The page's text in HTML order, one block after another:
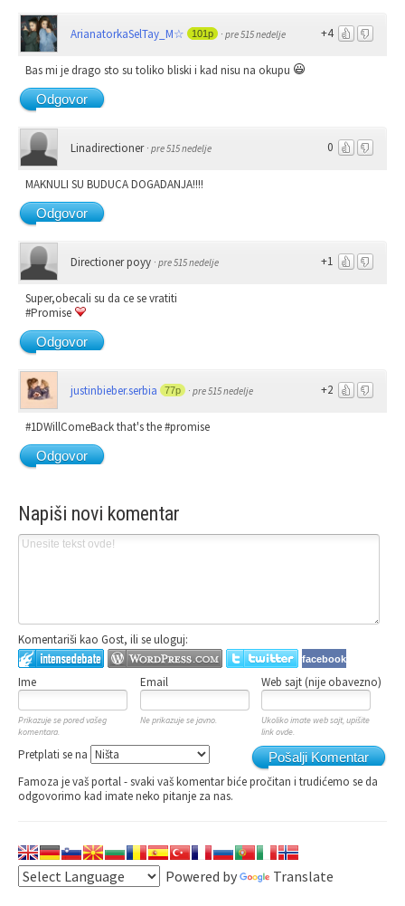
+4
ArianatorkaSelTay_M☆ 101p · pre 515 nedelje
Bas mi je drago sto su toliko bliski i kad nisu na okupu
Odgovor
0
Linadirectioner · pre 515 nedelje
MAKNULI SU BUDUCA DOGADANJA!!!!
Odgovor
+1
Directioner poyy · pre 515 nedelje
Super,obecali su da ce se vratiti
#Promise
Odgovor
+2
justinbieber.serbia 77p · pre 515 nedelje
#1DWillComeBack that's the #promise
Odgovor
Napiši novi komentar
Komentariši kao Gost, ili se uloguj:
facebook
Ime Email Web sajt (nije obavezno)
Prikazuje se pored vašeg
komentara.
Ne prikazuje se javno.
Ukoliko imate web sajt, upišite
link ovde.
Pošalji Komentar
Pretplati se na
Famoza je vaš portal - svaki vaš komentar biće pročitan i trudićemo se da
odgovorimo kad imate neko pitanje za nas.
Powered by Translate